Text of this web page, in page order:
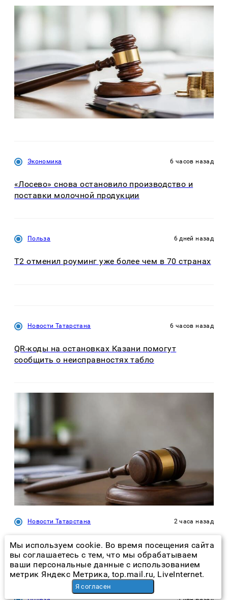
Экономика 6 часов назад
«Лосево» снова остановило производство и
поставки молочной продукции
Польза 6 дней назад
Т2 отменил роуминг уже более чем в 70 странах
Новости Татарстана 6 часов назад
QR-коды на остановках Казани помогут
сообщить о неисправностях табло
Новости Татарстана 2 часа назад
Яхтсмены Казани оспаривают снятие с
учета причала за 2,4 млрд
Мы используем cookie. Во время посещения сайта
вы соглашаетесь с тем, что мы обрабатываем
ваши персональные данные с использованием
метрик Яндекс Метрика, top.mail.ru, LiveInternet.
Я согласен